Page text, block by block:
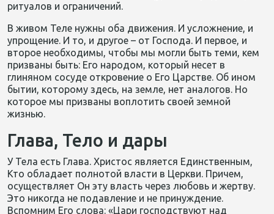
ритуалов и ограничений.
В живом Теле нужны оба движения. И усложнение, и
упрощение. И то, и другое – от Господа. И первое, и
второе необходимы, чтобы мы могли быть теми, кем
призваны быть: Его народом, который несет в
глиняном сосуде откровение о Его Царстве. Об ином
бытии, которому здесь, на земле, нет аналогов. Но
которое мы призваны воплотить своей земной
жизнью.
Глава, Тело и дары
У Тела есть Глава. Христос является Единственным,
Кто обладает полнотой власти в Церкви. Причем,
осуществляет Он эту власть через любовь и жертву.
Это никогда не подавление и не принуждение.
Вспомним Его слова: «Цари господствуют над